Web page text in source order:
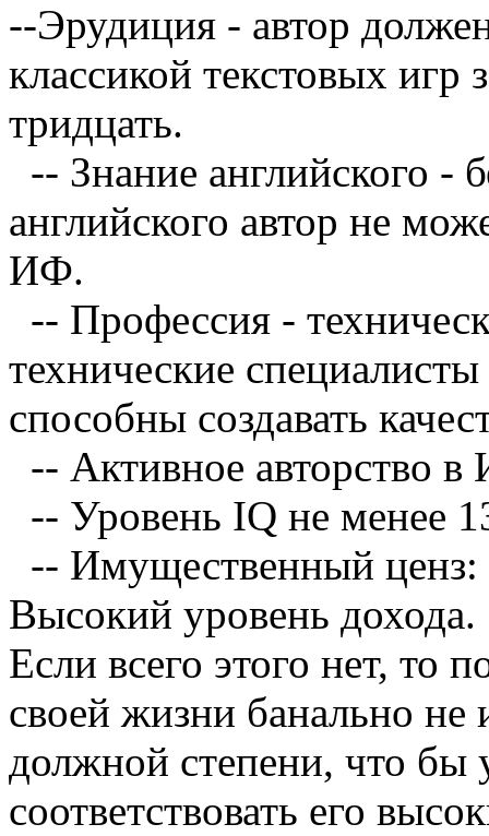
--Эрудиция - автор
классикой текстовых игр
тридцать.
-- Знание английского -
английского автор не
ИФ.
-- Профессия -
технические
способны создавать
-- Активное авторство в
-- Уровень IQ не менее
-- Имущественный ценз:
Высокий уровень
Если всего этого нет, то
своей жизни банально не
должной степени, что бы
соответствовать его